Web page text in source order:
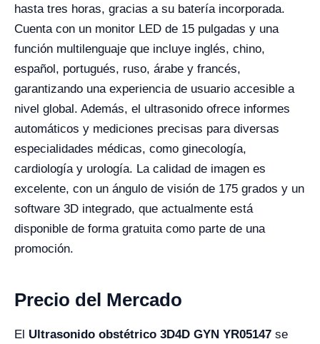
hasta tres horas, gracias a su batería incorporada.
Cuenta con un monitor LED de 15 pulgadas y una
función multilenguaje que incluye inglés, chino,
español, portugués, ruso, árabe y francés,
garantizando una experiencia de usuario accesible a
nivel global. Además, el ultrasonido ofrece informes
automáticos y mediciones precisas para diversas
especialidades médicas, como ginecología,
cardiología y urología. La calidad de imagen es
excelente, con un ángulo de visión de 175 grados y un
software 3D integrado, que actualmente está
disponible de forma gratuita como parte de una
promoción.
Precio del Mercado
El Ultrasonido obstétrico 3D4D GYN YR05147 se